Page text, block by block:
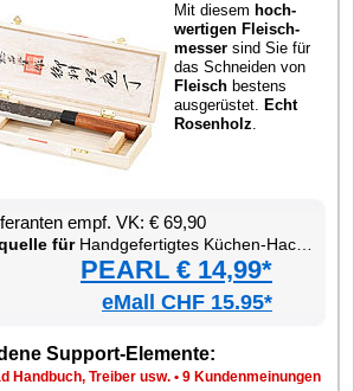
Mit die­sem hoch­
wer­ti­gen Fleisch­
mes­ser sind Sie für
das Schnei­den von
Fleisch bes­tens
aus­ge­rüs­tet. Echt
Ro­sen­holz.
empf. VK: € 69,90
fürHand­ge­fer­tig­tes Kü­chen-Hack­mes­ser
PEARL € 14,99*
eMall CHF 15.95*
Sup­port-Ele­men­te:
Hand­buch, Trei­ber usw. • 9 Kun­den­mei­nun­gen